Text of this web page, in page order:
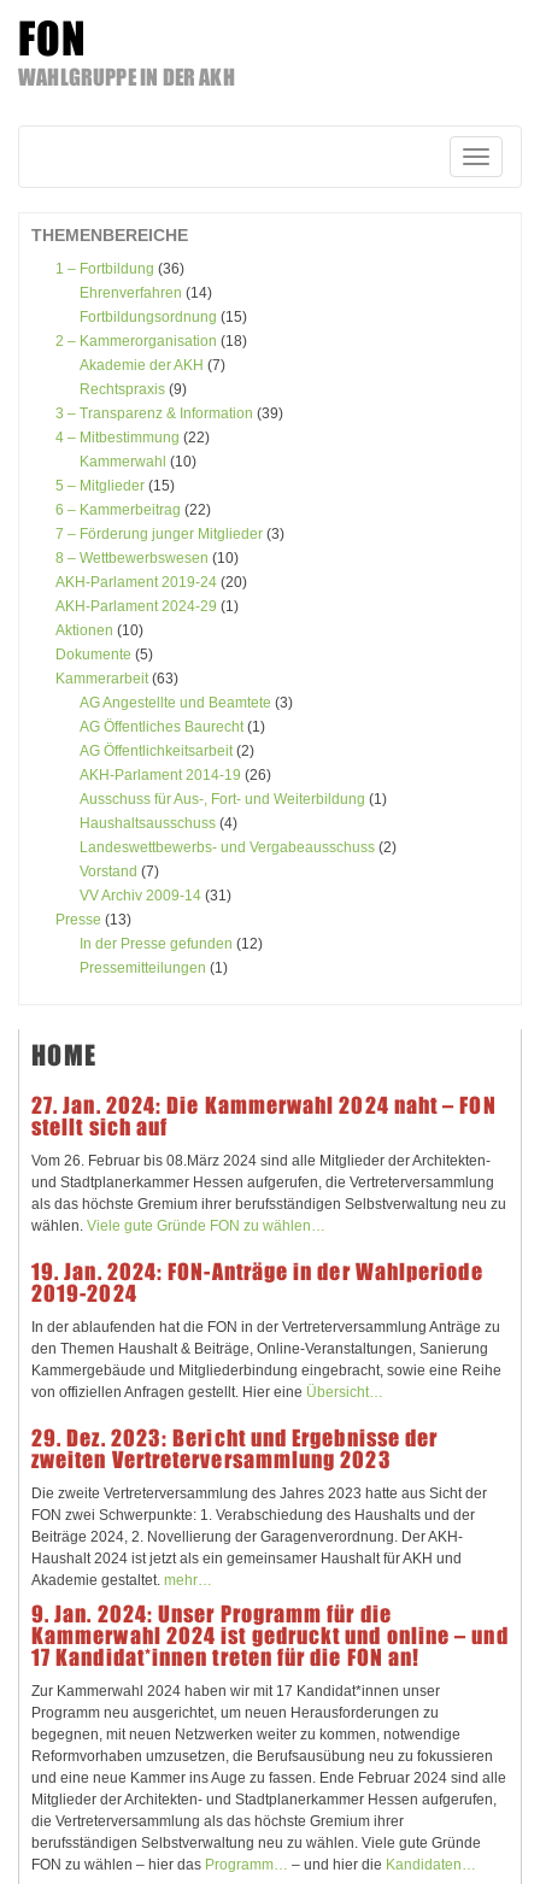
FON
WAHLGRUPPE IN DER AKH
Inhalt
Schalte
THEMENBEREICHE
1 – Fortbildung (36)
Ehrenverfahren (14)
Fortbildungsordnung (15)
2 – Kammerorganisation (18)
Akademie der AKH (7)
Rechtspraxis (9)
3 – Transparenz & Information (39)
4 – Mitbestimmung (22)
Kammerwahl (10)
5 – Mitglieder (15)
6 – Kammerbeitrag (22)
7 – Förderung junger Mitglieder (3)
8 – Wettbewerbswesen (10)
AKH-Parlament 2019-24 (20)
AKH-Parlament 2024-29 (1)
Aktionen (10)
Dokumente (5)
Kammerarbeit(63)
AG Angestellte und Beamtete (3)
AG Öffentliches Baurecht(1)
AG Öffentlichkeitsarbeit(2)
AKH-Parlament 2014-19 (26)
Ausschuss für Aus-, Fort- und Weiterbildung (1)
Haushaltsausschuss (4)
Landeswettbewerbs- und Vergabeausschuss (2)
Vorstand (7)
VV Archiv 2009-14 (31)
Presse (13)
In der Presse gefunden (12)
Pressemitteilungen (1)
HOME
27. Jan. 2024: Die Kammerwahl 2024 naht – FON
stellt sich auf
Vom 26. Februar bis 08.März 2024 sind alle Mitglieder der Architekten-
und Stadtplanerkammer Hessen aufgerufen, die Vertreterversammlung
als das höchste Gremium ihrer berufsständigen Selbstverwaltung neu zu
wählen. Viele gute Gründe FON zu wählen…
19. Jan. 2024: FON-Anträge in der Wahlperiode
2019-2024
In der ablaufenden hat die FON in der Vertreterversammlung Anträge zu
den Themen Haushalt & Beiträge, Online-Veranstaltungen, Sanierung
Kammergebäude und Mitgliederbindung eingebracht, sowie eine Reihe
von offiziellen Anfragen gestellt. Hier eine Übersicht…
29. Dez. 2023: Bericht und Ergebnisse der
zweiten Vertreterversammlung 2023
Die zweite Vertreterversammlung des Jahres 2023 hatte aus Sicht der
FON zwei Schwerpunkte: 1. Verabschiedung des Haushalts und der
Beiträge 2024, 2. Novellierung der Garagenverordnung. Der AKH-
Haushalt 2024 ist jetzt als ein gemeinsamer Haushalt für AKH und
Akademie gestaltet. mehr…
9. Jan. 2024: Unser Programm für die
Kammerwahl 2024 ist gedruckt und online – und
17 Kandidat*innen treten für die FON an!
Zur Kammerwahl 2024 haben wir mit 17 Kandidat*innen unser
Programm neu ausgerichtet, um neuen Herausforderungen zu
begegnen, mit neuen Netzwerken weiter zu kommen, notwendige
Reformvorhaben umzusetzen, die Berufsausübung neu zu fokussieren
und eine neue Kammer ins Auge zu fassen. Ende Februar 2024 sind alle
Mitglieder der Architekten- und Stadtplanerkammer Hessen aufgerufen,
die Vertreterversammlung als das höchste Gremium ihrer
berufsständigen Selbstverwaltung neu zu wählen. Viele gute Gründe
FON zu wählen – hier das Programm… – und hier die Kandidaten…